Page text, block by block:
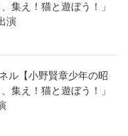
集え！猫と遊ぼう！」
演
ル【小野賢章少年の昭
集え！猫と遊ぼう！」